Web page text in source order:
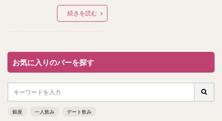
続きを読む
お気に入りのバーを探す
銀座 一人飲み デート飲み